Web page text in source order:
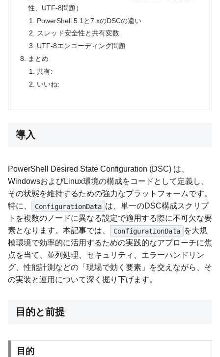
性、UTF-8問題）
PowerShell 5.1と7.xのDSCの違い
スレッド安全性と共有変数
UTF-8エンコーディング問題
まとめ
共有:
いいね:
導入
PowerShell Desired State Configuration (DSC) は、
WindowsおよびLinux環境の構成をコードとして定義し、
その状態を維持するための強力なプラットフォームです。
特に、
ConfigurationData は、単一のDSC構成スクリプ
トを複数のノードに異なる設定で適用する際に不可欠な要
素となります。本記事では、
ConfigurationData を大規
模環境で効率的に活用するための実践的なアプローチに焦
点を当て、並列処理、セキュリティ、エラーハンドリン
グ、性能計測などの「現場で効く要素」を交えながら、そ
の実装と運用について深く掘り下げます。
目的と前提
目的